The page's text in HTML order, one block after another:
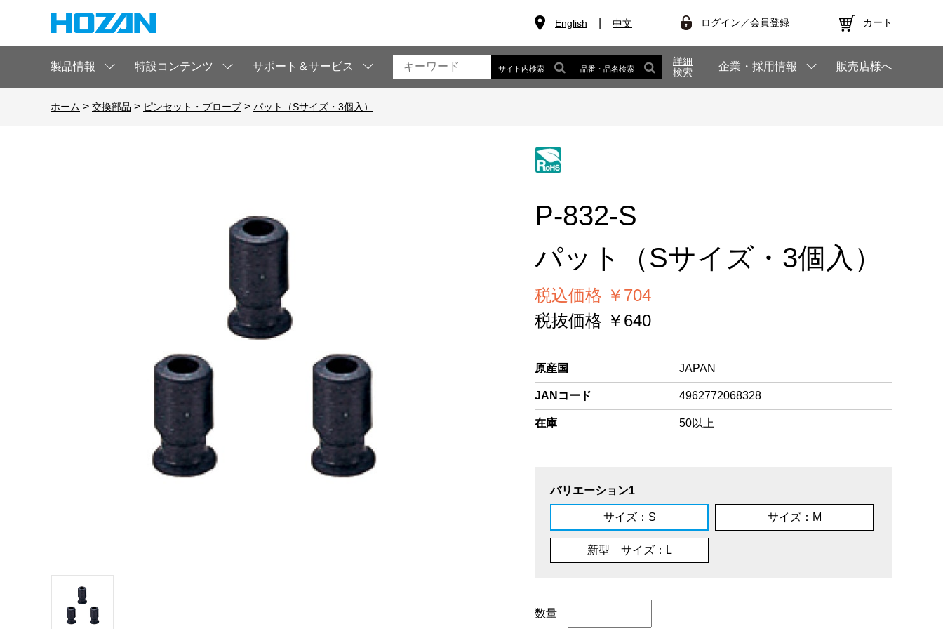
English 中文 ログイン／会員登録 カート
製品情報 特設コンテンツ サポート＆サービス サイト内検索 品番・品名検索
詳細
検索
企業・採用情報 販売店様へ
ホーム > 交換部品 > ピンセット・プローブ > パット（Sサイズ・3個入）
P-832-S
パット（Sサイズ・3個入）
税込価格 ￥704
税抜価格 ￥640
原産国 JAPAN
JANコード 4962772068328
在庫 50以上
バリエーション1
サイズ：S サイズ：M
新型 サイズ：L
数量